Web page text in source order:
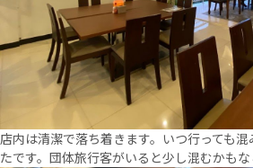
店内は清潔で落ち着きます。いつ行っても
たです。団体旅行客がいると少し混むかもな